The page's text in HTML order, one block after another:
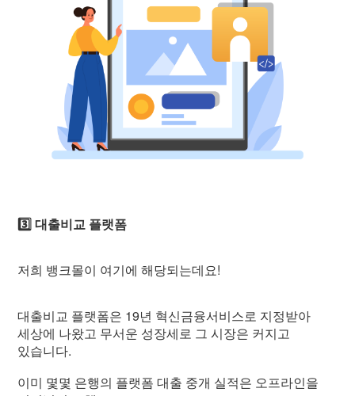
3️⃣ 대출비교 플랫폼
저희 뱅크몰이 여기에 해당되는데요!
대출비교 플랫폼은 19년 혁신금융서비스로 지정받아
세상에 나왔고 무서운 성장세로 그 시장은 커지고
있습니다.
이미 몇몇 은행의 플랫폼 대출 중개 실적은 오프라인을